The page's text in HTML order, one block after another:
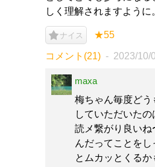
しく理解されますように
ナイス ★55
コメント(21) 2023/10/
maxa
梅ちゃん毎度ど
していただいたの
読メ繋がり良い
んだってことを
とムカッとくる